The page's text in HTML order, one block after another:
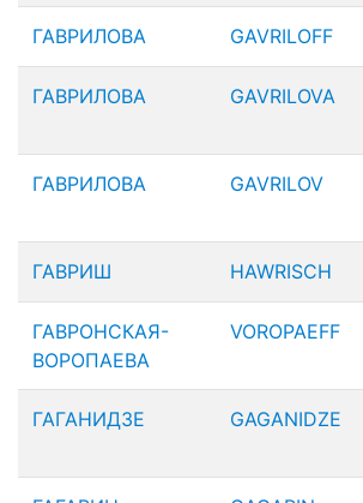
ГАВРИЛОВА GAVRILOFF
ГАВРИЛОВА GAVRILOVA
ГАВРИЛОВА GAVRILOV
ГАВРИШ HAWRISCH
ГАВРОНСКАЯ-
ВОРОПАЕВА
VOROPAEFF
ГАГАНИДЗЕ GAGANIDZE